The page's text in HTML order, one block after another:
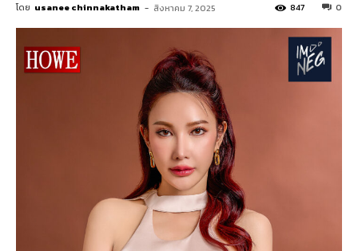
โดย usanee chinnakatham - สิงหาคม 7, 2025 0
847